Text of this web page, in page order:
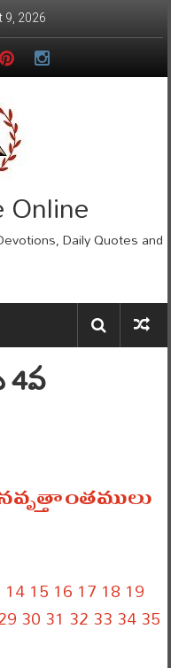
9, 2026
Daily Quotes and
1415 16 17 18 19
3031 32333435